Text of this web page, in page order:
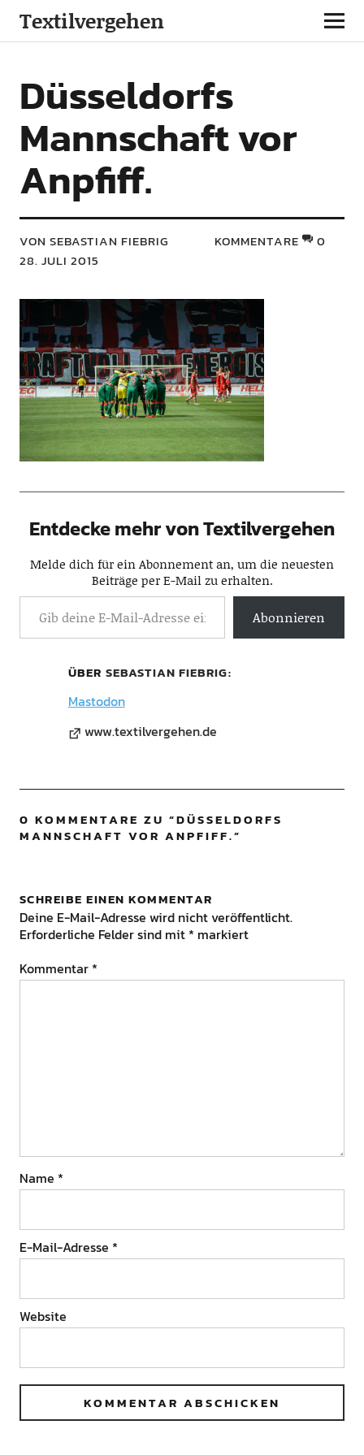
Textilvergehen
Düsseldorfs
Mannschaft vor
Anpfiff.
VON SEBASTIAN FIEBRIG
28. JULI 2015
KOMMENTARE 0
Entdecke mehr von Textilvergehen
Melde dich für ein Abonnement an, um die neuesten
Beiträge per E-Mail zu erhalten.
Abonnieren
ÜBER SEBASTIAN FIEBRIG
Mastodon
www.textilvergehen.de
0 KOMMENTARE ZU “DÜSSELDORFS
MANNSCHAFT VOR ANPFIFF.”
SCHREIBE EINEN KOMMENTAR
Deine E-Mail-Adresse wird nicht veröffentlicht.
Erforderliche Felder sind mit * markiert
Kommentar *
Name *
E-Mail-Adresse *
Website